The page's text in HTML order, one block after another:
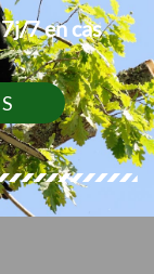
7 en cas